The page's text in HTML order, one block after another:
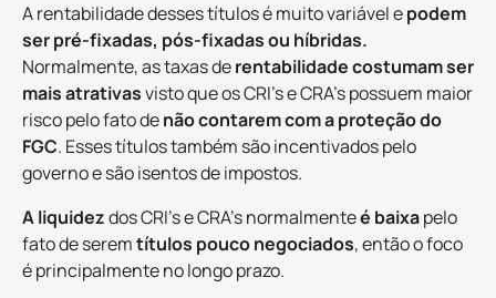
A rentabilidade desses títulos é muito variável epodem
ser pré-fixadas, pós-fixadas ou híbridas.
Normalmente, as taxas derentabilidade costumam ser
mais atrativasvisto que os CRI’s e CRA’s possuem maior
risco pelo fato denão contarem com a proteção do
FGC. Esses títulos também são incentivados pelo
governo e são isentos de impostos.
A liquidezdos CRI’s e CRA’s normalmenteé baixapelo
fato de seremtítulos pouco negociados, então o foco
é principalmente no longo prazo.